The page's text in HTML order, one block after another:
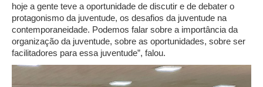
hoje a gente teve a oportunidade de discutir e de debater o
protagonismo da juventude, os desafios da juventude na
contemporaneidade. Podemos falar sobre a importância da
organização da juventude, sobre as oportunidades, sobre ser
facilitadores para essa juventude”, falou.